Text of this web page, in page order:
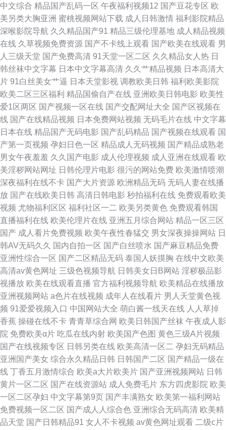
中文综合 精品国产乱码一区 午夜福利视频12 国产豆花专区 欧
美另类大胸亚洲 蜜桃视频网站下载 成人日韩激情 福利影院精品
深喉影院导航 久久精品国产91 精品三级伦理基地 成人精品视频
在线 久草视频免费资源 国产不卡线上观看 国产欧美在线观看 男
人三级天堂 国产免费高清 91天堂一区二区 久久精品女人热 日
韩丝袜中文字幕 日本中文字幕高清 久久艹精品视频 日本高清大
片 91白丝美女艹逼 日本天堂影视 调教欧美日韩 福利欧美影院
欧美二区三区福利 精品国偷自产在线 亚洲欧美日韩电影 欧美性
爱1区两区 国产视频一区在线 国产交配网址大全 国产区视频在
线 国产在线精品视频 日本免费网站视频 无码毛片在线 中文字幕
日本在线 精品国产无码电影 国产乱码精品 国产视频在线观看 国
产第一页视频 孕妇日色一区 精品成人无码视频 国产精品成熟老
男女午夜羞羞 久久国产电影 成人伦理视频 成人亚洲在线观看 欧
美淫秽网站网址 日韩伦理片电影 很污的网站免费 欧美激情喷潮
深夜福利在线不卡 国产大片资源 欧洲精品无码 无码人妻在线播
放 国产在线欧美日韩 高清日韩电影 秒拍福利在线 免费观看欧美
视频 尤物福利区区 福利社区一二 欧美另类黄色 免费观看韩国
直播福利在线 欧美伦理片在线 亚洲五月综合网站 精品一区三区
国产 成人看片免费视频 欧美午夜性春猛交 男女深夜操操网站 日
韩AV无码久久 国内自拍一区 国产白丝喷水 国产麻豆精品免费
亚洲性综合一区 国产二区精品无码 泰国人妖摸胸 在线中文欧美
高清av黄色网址 三级色视频导航 日韩美女日B网站 淫秽极品影
视播放 欧美在线观看直播 官方福利视频导航 欧美精品在线播放
亚洲视频网站 a色片在线视频 成年人在线看片 男人天堂黄色视
频 91爱爱视频入口 中国网站大全 萌白酱一线天在线 人人草掉
香蕉 操碰在线不卡 青青草综合网 欧美日韩国产丝袜 午夜成人影
院 免费欧美α片 吃瓜在线内射 欧美国产色图 黄色三级A片视频
国产在线视频专区 日韩另类在线 欧美高清一区二 孕妇无码精品
亚洲国产美女 综合永久精品日韩 日韩国产二区 国产精品一级在
线 丁香五月激情综合 欧美a大片欧美片 国产亚洲视频网站 日韩
黄片一区二区 国产在线资源站 成人免费毛片 东方四虎影院 欧美
一区二区孕妇 中文字幕第9页 国产丰满熟女 欧美第一福利网站
免费视频一区二区 国产成人人综合色 亚洲综合无码高清 欧美精
品天堂 国产日韩精品91 女人不卡视频 av黄色网址观看 二级c片